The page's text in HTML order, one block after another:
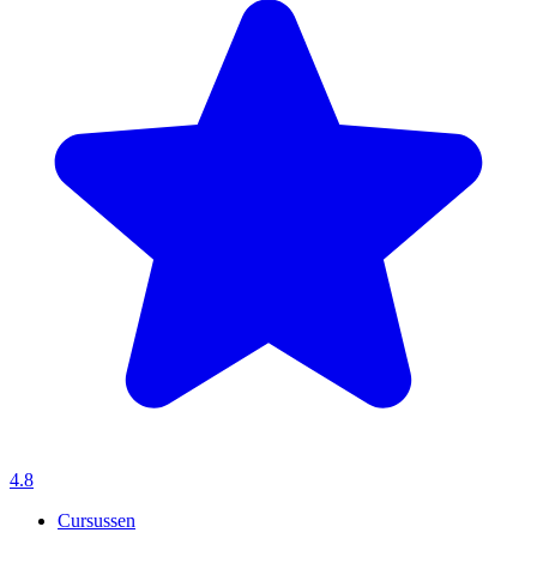
4.8
Cursussen